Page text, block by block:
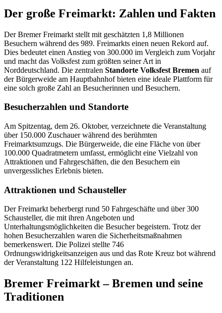
Der große Freimarkt: Zahlen und Fakten
Der Bremer Freimarkt stellt mit geschätzten 1,8 Millionen
Besuchern während des 989. Freimarkts einen neuen Rekord auf.
Dies bedeutet einen Anstieg von 300.000 im Vergleich zum Vorjahr
und macht das Volksfest zum größten seiner Art in
Norddeutschland. Die zentralen Standorte Volksfest Bremen auf
der Bürgerweide am Hauptbahnhof bieten eine ideale Plattform für
eine solch große Zahl an Besucherinnen und Besuchern.
Besucherzahlen und Standorte
Am Spitzentag, dem 26. Oktober, verzeichnete die Veranstaltung
über 150.000 Zuschauer während des berühmten
Freimarktsumzugs. Die Bürgerweide, die eine Fläche von über
100.000 Quadratmetern umfasst, ermöglicht eine Vielzahl von
Attraktionen und Fahrgeschäften, die den Besuchern ein
unvergessliches Erlebnis bieten.
Attraktionen und Schausteller
Der Freimarkt beherbergt rund 50 Fahrgeschäfte und über 300
Schausteller, die mit ihren Angeboten und
Unterhaltungsmöglichkeiten die Besucher begeistern. Trotz der
hohen Besucherzahlen waren die Sicherheitsmaßnahmen
bemerkenswert. Die Polizei stellte 746
Ordnungswidrigkeitsanzeigen aus und das Rote Kreuz bot während
der Veranstaltung 122 Hilfeleistungen an.
Bremer Freimarkt – Bremen und seine
Traditionen